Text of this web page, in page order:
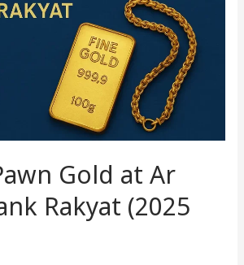
Gold at Ar
Rakyat (2025